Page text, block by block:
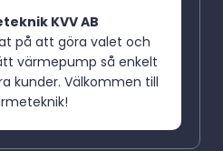
KVV AB
på att göra valet och
värmepump så enkelt
kunder. Välkommen till